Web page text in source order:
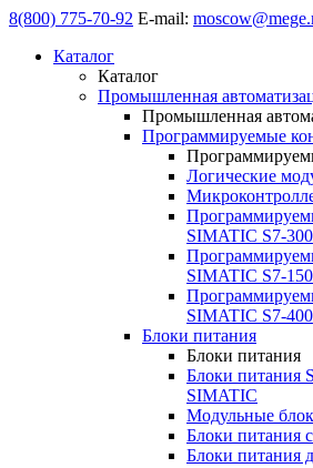
8(800) 775-70-92 E-mail:
Каталог
Каталог
Промышленная
Промышленная
Программируемые
Логические
SIMATIC S7-300
SIMATIC S7-
SIMATIC S7-400
Блоки питания
Блоки питания
Блоки питания
SIMATIC
Модульные
Блоки питания
Блоки питания